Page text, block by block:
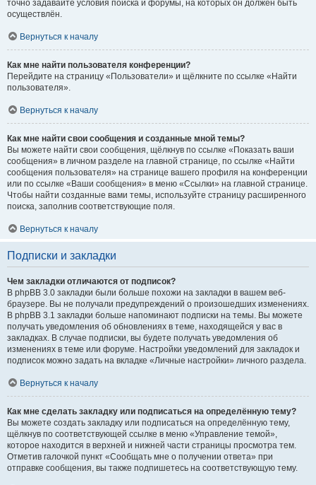
точно задавайте условия поиска и форумы, на которых он должен быть
осуществлён.
Вернуться к началу
Как мне найти пользователя конференции?
Перейдите на страницу «Пользователи» и щёлкните по ссылке «Найти
пользователя».
Вернуться к началу
Как мне найти свои сообщения и созданные мной темы?
Вы можете найти свои сообщения, щёлкнув по ссылке «Показать ваши
сообщения» в личном разделе на главной странице, по ссылке «Найти
сообщения пользователя» на странице вашего профиля на конференции
или по ссылке «Ваши сообщения» в меню «Ссылки» на главной странице.
Чтобы найти созданные вами темы, используйте страницу расширенного
поиска, заполнив соответствующие поля.
Вернуться к началу
Подписки и закладки
Чем закладки отличаются от подписок?
В phpBB 3.0 закладки были больше похожи на закладки в вашем веб-
браузере. Вы не получали предупреждений о произошедших изменениях.
В phpBB 3.1 закладки больше напоминают подписки на темы. Вы можете
получать уведомления об обновлениях в теме, находящейся у вас в
закладках. В случае подписки, вы будете получать уведомления об
изменениях в теме или форуме. Настройки уведомлений для закладок и
подписок можно задать на вкладке «Личные настройки» личного раздела.
Вернуться к началу
Как мне сделать закладку или подписаться на определённую тему?
Вы можете создать закладку или подписаться на определённую тему,
щёлкнув по соответствующей ссылке в меню «Управление темой»,
которое находится в верхней и нижней части страницы просмотра тем.
Отметив галочкой пункт «Сообщать мне о получении ответа» при
отправке сообщения, вы также подпишетесь на соответствующую тему.